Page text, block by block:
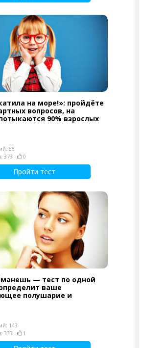
на море!»: пройдёте
вопросов, на
90% взрослых
88
373
0
Пройти тест
— тест по одной
ваше
полушарие и
143
333
1